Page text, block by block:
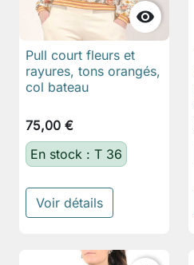

Pull court fleurs et
rayures, tons orangés,
col bateau
75,00 €
En stock : T 36
Voir détails